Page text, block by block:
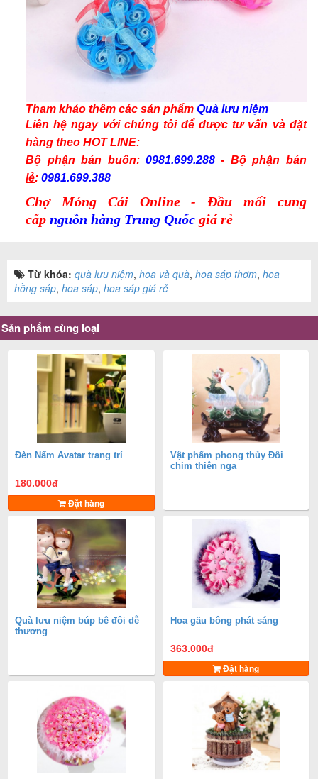
Tham khảo thêm các sản phẩmQuà lưu niệm
Liên hệ ngay với chúng tôi để được tư vấn và đặt
hàng theoHOT LINE:
Bộ phận bán buôn: 0981.699.288 - Bộ phận bán
lẻ:0981.699.388
Chợ Móng Cái Online - Đầu mối cung
cấp nguồn hàng Trung Quốc giá rẻ
Từ khóa: quà lưu niệm, hoa và quà, hoa sáp thơm, hoa
hồng sáp, hoa sáp, hoa sáp giá rẻ
Sản phẩm cùng loại
Đèn Nấm Avatar trang trí
180.000đ
Đặt hàng
Vật phẩm phong thủy Đôi
chim thiên nga
Quà lưu niệm búp bê đôi dễ
thương
Hoa gấu bông phát sáng
363.000đ
Đặt hàng